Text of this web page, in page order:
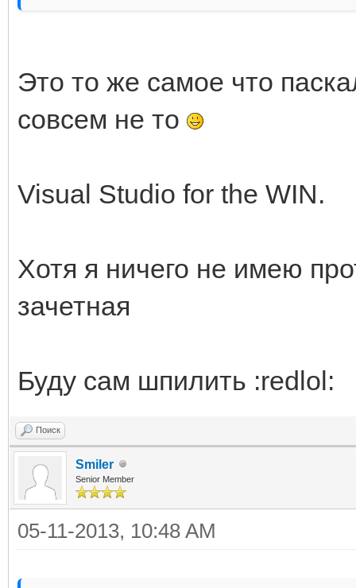
Это то же самое что
совсем не то
Visual Studio for the WIN.
Хотя я ничего не имею
зачетная
Буду сам шпилить :redlol:
Поиск
Smiler
Senior Member
05-11-2013, 10:48 AM